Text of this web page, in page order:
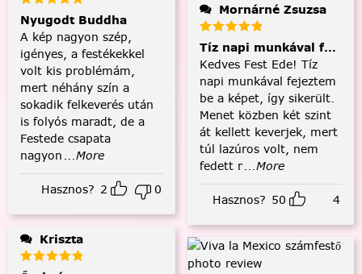
Nyugodt Buddha
A kép nagyon szép,
igényes, a festékekkel
volt kis problémám,
mert néhány szín a
sokadik felkeverés után
is folyós maradt, de a
Festede csapata
nagyon ...More
Hasznos? 2 0
Kriszta
Mornárné Zsuzsa
Tíz napi munkával
Kedves Fest Ede! Tíz
napi munkával fejeztem
be a képet, így sikerült.
Menet közben két szint
át kellett keverjek, mert
túl lazúros volt, nem
fedett r...More
Hasznos? 50 4